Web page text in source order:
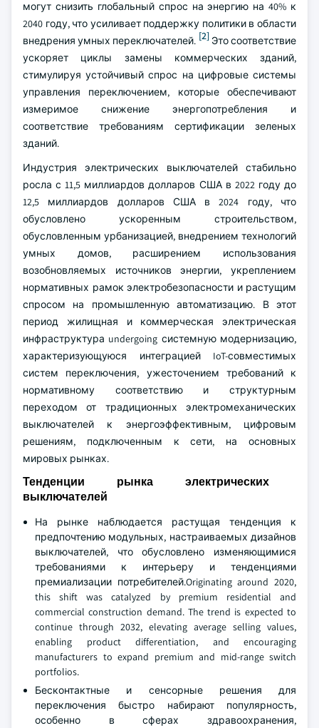
могут снизить глобальный спрос на энергию на 40% к
2040 году, что усиливает поддержку политики в области
внедрения умных переключателей. [2] Это соответствие
ускоряет циклы замены коммерческих зданий,
стимулируя устойчивый спрос на цифровые системы
управления переключением, которые обеспечивают
измеримое снижение энергопотребления и
соответствие требованиям сертификации зеленых
зданий.
Индустрия электрических выключателей стабильно
росла с 11,5 миллиардов долларов США в 2022 году до
12,5 миллиардов долларов США в 2024 году, что
обусловлено ускоренным строительством,
обусловленным урбанизацией, внедрением технологий
умных домов, расширением использования
возобновляемых источников энергии, укреплением
нормативных рамок электробезопасности и растущим
спросом на промышленную автоматизацию. В этот
период жилищная и коммерческая электрическая
инфраструктура undergoing системную модернизацию,
характеризующуюся интеграцией IoT-совместимых
систем переключения, ужесточением требований к
нормативному соответствию и структурным
переходом от традиционных электромеханических
выключателей к энергоэффективным, цифровым
решениям, подключенным к сети, на основных
мировых рынках.
Тенденции рынка электрических
выключателей
На рынке наблюдается растущая тенденция к
предпочтению модульных, настраиваемых дизайнов
выключателей, что обусловлено изменяющимися
требованиями к интерьеру и тенденциями
премиализации потребителей.Originating around 2020,
this shift was catalyzed by premium residential and
commercial construction demand. The trend is expected to
continue through 2032, elevating average selling values,
enabling product differentiation, and encouraging
manufacturers to expand premium and mid-range switch
portfolios.
Бесконтактные и сенсорные решения для
переключения быстро набирают популярность,
особенно в сферах здравоохранения,